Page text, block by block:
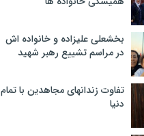
بخشعلی علیزاده و خانواده اش
در مراسم تشییع رهبر شهید
تفاوت زندانهای مجاهدین با تمام
دنیا